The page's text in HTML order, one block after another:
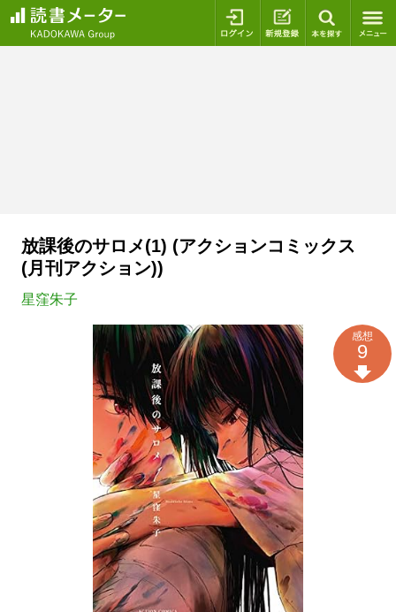
ログイン 新規登録
放課後のサロメ(1) (アクションコミックス
(月刊アクション))
星窪朱子
感想
9